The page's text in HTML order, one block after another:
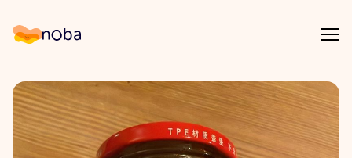
Noba